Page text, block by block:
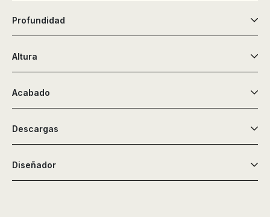
Profundidad
Altura
Acabado
Descargas
Diseñador